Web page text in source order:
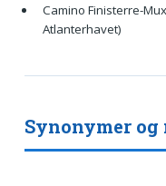
Camino Finisterre-
Atlanterhavet)
Synonymer